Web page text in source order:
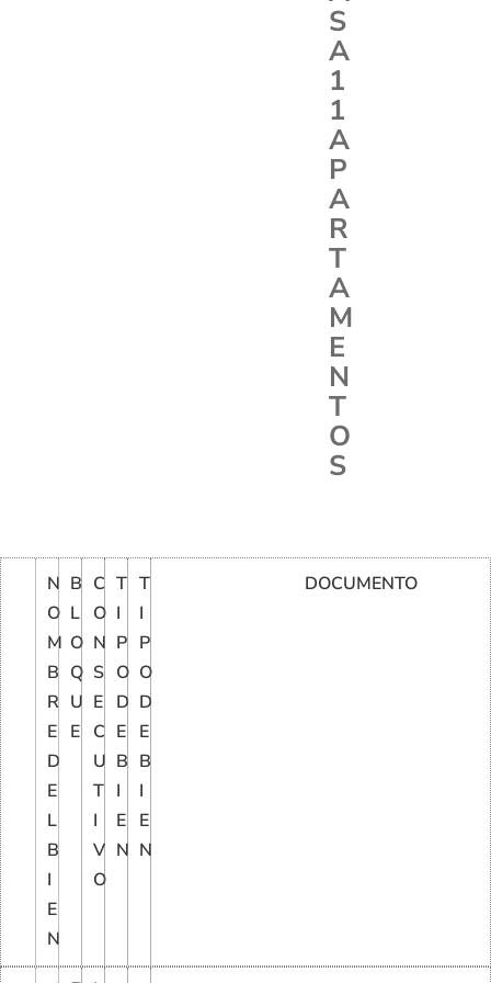
S
A
1
1
A
P
A
R
T
A
M
E
N
T
O
S
N
O
M
B
R
E
D
E
L
B
I
E
N
B
L
O
Q
U
E
C
O
N
S
E
C
U
T
I
V
O
T
I
P
O
D
E
B
I
E
N
T
I
P
O
D
E
B
I
E
N
DOCUMENTO